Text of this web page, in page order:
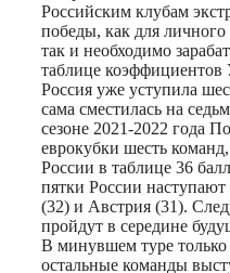
Российским клубам
победы, как для
так и необходимо
таблице
Россия уже уступила
сама сместилась на
сезоне 2021-2022 года
еврокубки шесть
России в таблице 36
пятки России
(32) и Австрия (31).
пройдут в середине
В минувшем туре только
остальные команды